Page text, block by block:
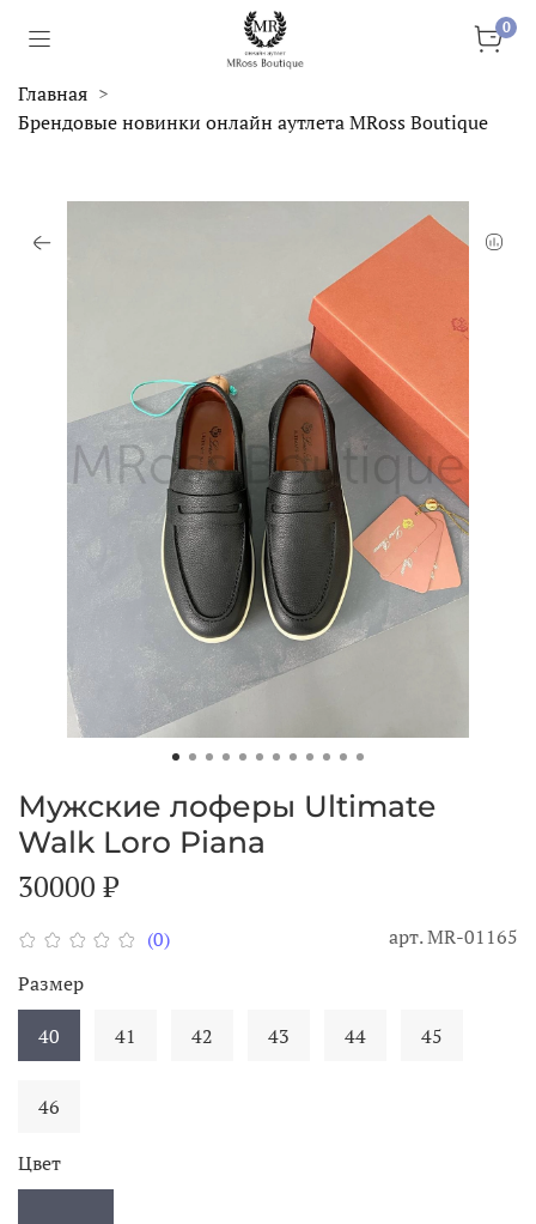
0
Главная
Брендовые новинки онлайн аутлета MRoss Boutique
(0) арт.MR-01165
Мужские лоферы Ultimate
Walk Loro Piana
30000 ₽
Размер
40
41 42 43 44 45
46
Цвет